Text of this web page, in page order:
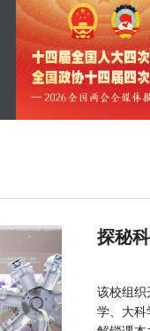
探秘
该校组织
学、大科